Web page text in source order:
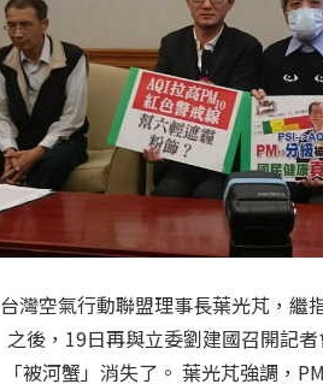
台灣空氣行動聯盟理事長葉光芃，繼
之後，19日再與立委劉建國召開記
「被河蟹」消失了。 葉光芃強調，